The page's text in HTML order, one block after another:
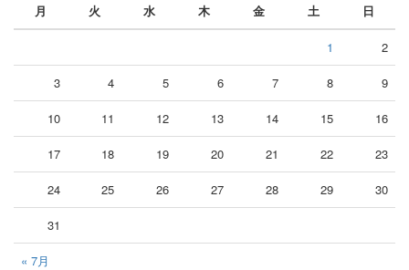
月
火 水 木 金 土 日
« 7月
1 2
3 4 5 6 7 8 9
10 11 12 13 14 15 16
17 18 19 20 21 22 23
24 25 26 27 28 29 30
31